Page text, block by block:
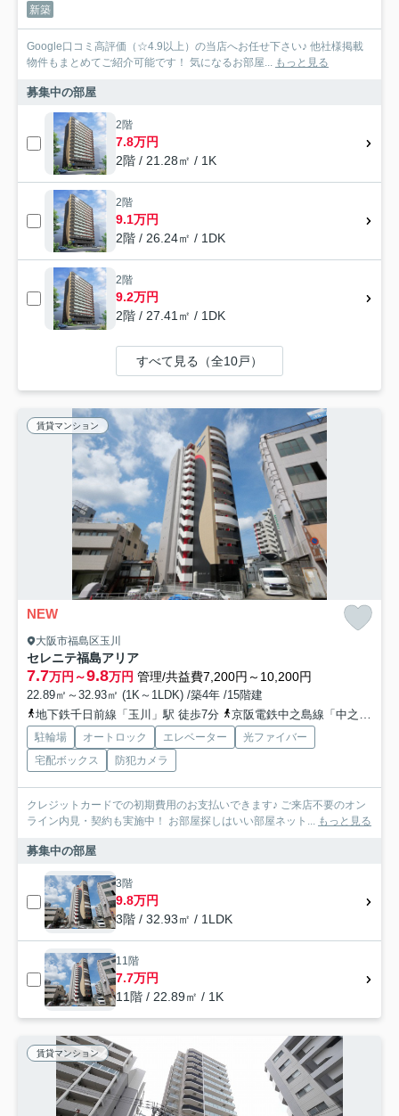
新築
Google口コミ高評価（☆4.9以上）の当店へお任せ下さい♪ 他社様掲載
物件もまとめてご紹介可能です！ 気になるお部屋... もっと見る
募集中の部屋
2階
7.8万円
2階 / 21.28㎡ / 1K
2階
9.1万円
2階 / 26.24㎡ / 1DK
2階
9.2万円
2階 / 27.41㎡ / 1DK
すべて見る（全10戸）
賃貸マンション
NEW
大阪市福島区玉川
セレニテ福島アリア
7.7万円～9.8万円 管理/共益費7,200円～10,200円
22.89㎡～32.93㎡ (1K～1LDK) /築4年 /15階建
地下鉄千日前線「玉川」駅 徒歩7分
京阪電鉄中之島線「中之島」駅 徒歩8分
駐輪場 オートロック エレベーター
光ファイバー
宅配ボックス
防犯カメラ
クレジットカードでの初期費用のお支払いできます♪ ご来店不要のオン
ライン内見・契約も実施中！ お部屋探しはいい部屋ネット... もっと見る
募集中の部屋
3階
9.8万円
3階 / 32.93㎡ / 1LDK
11階
7.7万円
11階 / 22.89㎡ / 1K
賃貸マンション